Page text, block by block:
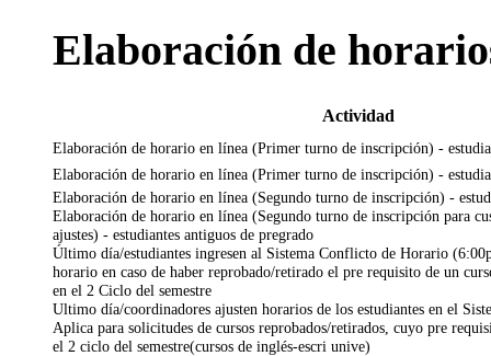
Elaboración de
Actividad
Elaboración de horario en línea (Primer turno de inscripción) -
Elaboración de horario en línea (Primer turno de inscripción) -
Elaboración de horario en línea (Segundo turno de inscripción) -
Elaboración de horario en línea (Segundo turno de inscripción para
ajustes) - estudiantes antiguos de pregrado
Último día/estudiantes ingresen al Sistema Conflicto de Horario
horario en caso de haber reprobado/retirado el pre requisito de un
en el 2 Ciclo del semestre
Ultimo día/coordinadores ajusten horarios de los estudiantes en el
Aplica para solicitudes de cursos reprobados/retirados, cuyo pre
el 2 ciclo del semestre(cursos de inglés-escri unive)